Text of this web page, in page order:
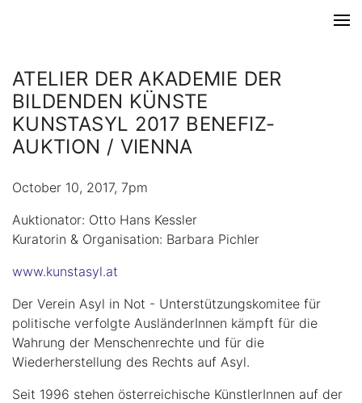
ATELIER DER AKADEMIE DER
BILDENDEN KÜNSTE
KUNSTASYL 2017 BENEFIZ-
AUKTION / VIENNA
October 10, 2017, 7pm
Auktionator: Otto Hans Kessler
Kuratorin & Organisation: Barbara Pichler
www.kunstasyl.at
Der Verein Asyl in Not - Unterstützungskomitee für
politische verfolgte AusländerInnen kämpft für die
Wahrung der Menschenrechte und für die
Wiederherstellung des Rechts auf Asyl.
Seit 1996 stehen österreichische KünstlerInnen auf der